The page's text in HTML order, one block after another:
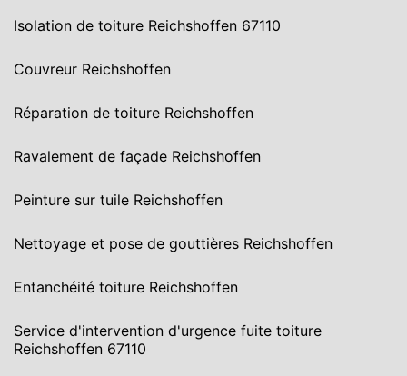
Isolation de toiture Reichshoffen 67110
Couvreur Reichshoffen
Réparation de toiture Reichshoffen
Ravalement de façade Reichshoffen
Peinture sur tuile Reichshoffen
Nettoyage et pose de gouttières Reichshoffen
Entanchéité toiture Reichshoffen
Service d'intervention d'urgence fuite toiture
Reichshoffen 67110